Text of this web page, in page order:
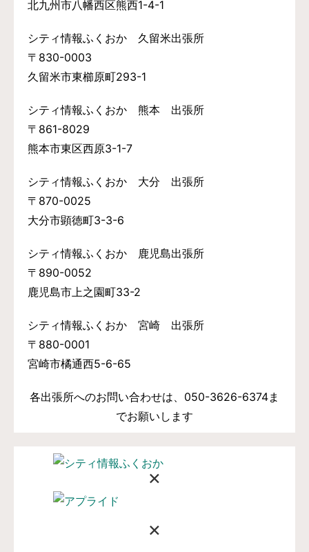
北九州市八幡西区熊西1-4-1
シティ情報ふくおか 久留米出張所
〒830-0003
久留米市東櫛原町293-1
シティ情報ふくおか 熊本 出張所
〒861-8029
熊本市東区西原3-1-7
シティ情報ふくおか 大分 出張所
〒870-0025
大分市顕徳町3-3-6
シティ情報ふくおか 鹿児島出張所
〒890-0052
鹿児島市上之園町33-2
シティ情報ふくおか 宮崎 出張所
〒880-0001
宮崎市橘通西5-6-65
各出張所へのお問い合わせは、050-3626-6374ま
でお願いします
×
×